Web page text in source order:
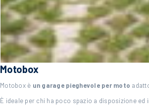
Motobox
Motobox è un garage pieghevole per moto
È ideale per chi ha poco spazio a disposizione